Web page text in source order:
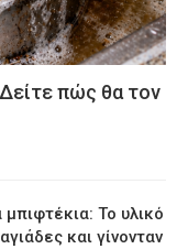
πώς θα τον
Το υλικό
και γίνονταν